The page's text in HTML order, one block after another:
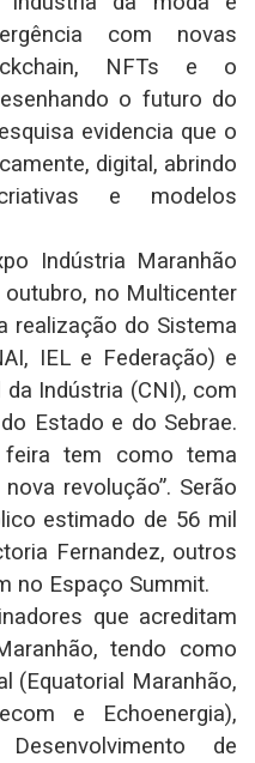
com novas
NFTs e o
o futuro do
evidencia que o
digital, abrindo
e modelos
Indústria Maranhão
no Multicenter
realização do Sistema
IEL e Federação) e
Indústria (CNI), com
Estado e do Sebrae.
tem como tema
revolução”. Serão
estimado de 56 mil
Fernandez, outros
no Espaço Summit.
que acreditam
tendo como
(Equatorial Maranhão,
e Echoenergia),
de